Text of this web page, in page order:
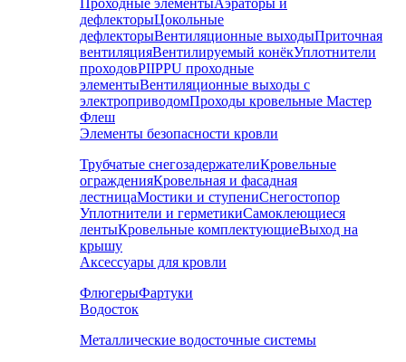
Проходные элементыАэраторы и
дефлекторыЦокольные
дефлекторыВентиляционные выходыПриточная
вентиляцияВентилируемый конёкУплотнители
проходовPIIPPU проходные
элементыВентиляционные выходы с
электроприводомПроходы кровельные Мастер
Флеш
Элементы безопасности кровли
Трубчатые снегозадержателиКровельные
огражденияКровельная и фасадная
лестницаМостики и ступениСнегостопор
Уплотнители и герметикиСамоклеющиеся
лентыКровельные комплектующиеВыход на
крышу
Аксессуары для кровли
ФлюгерыФартуки
Водосток
Металлические водосточные системы